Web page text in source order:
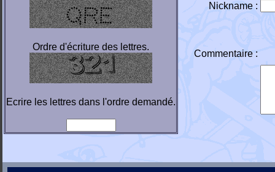
Ordre d'écriture des lettres.
Ecrire les lettres dans l'ordre demandé.
Nickname :
Commentaire :